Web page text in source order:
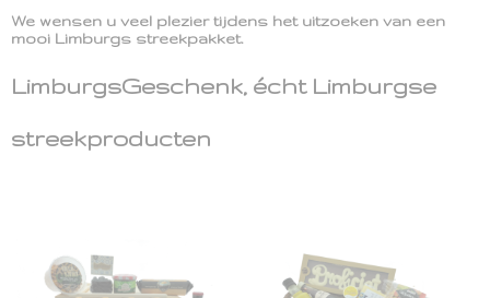
We wensen u veel plezier tijdens het uitzoeken van een
mooi Limburgs streekpakket.
LimburgsGeschenk, écht Limburgse
streekproducten